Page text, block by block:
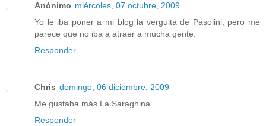
Anónimo miércoles, 07 octubre, 2009
Yo le iba poner a mi blog la verguita de Pasolini, pero me
parece que no iba a atraer a mucha gente.
Responder
Chris domingo, 06 diciembre, 2009
Me gustaba más La Saraghina.
Responder